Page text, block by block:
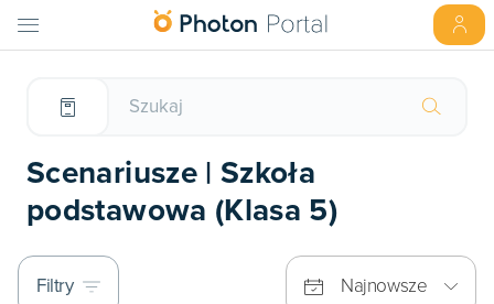
Scenariusze | Szkoła
podstawowa (Klasa 5)
Filtry Najnowsze